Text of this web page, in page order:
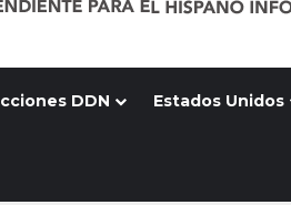
DDN Estados Unidos